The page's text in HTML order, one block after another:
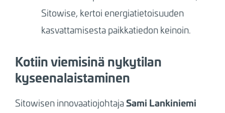
Sitowise, kertoi energiatietoisuuden
kasvattamisesta paikkatiedon keinoin.
Kotiin viemisinä nykytilan
kyseenalaistaminen
Sitowisen innovaatiojohtajaSami Lankiniemi